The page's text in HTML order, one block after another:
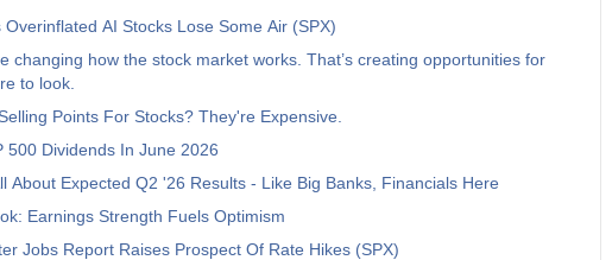
Overinflated AI Stocks Lose Some Air (SPX)
changing how the stock market works. That’s creating opportunities for
to look.
Points For Stocks? They're Expensive.
500 Dividends In June 2026
About Expected Q2 '26 Results - Like Big Banks, Financials Here
Earnings Strength Fuels Optimism
Jobs Report Raises Prospect Of Rate Hikes (SPX)